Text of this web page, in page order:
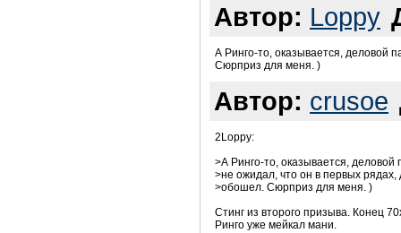
Автор: Loppy
А Ринго-то, оказывается, деловой
Сюрприз для меня. )
Автор: crusoe
2Loppy:
>А Ринго-то, оказывается, деловой
>не ожидал, что он в первых рядах,
>обошел. Сюрприз для меня. )
Стинг из второго призыва. Конец
Ринго уже мейкал мани.